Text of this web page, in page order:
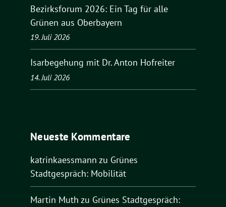
Bezirksforum 2026: Ein Tag für alle
Grünen aus Oberbayern
19. Juli 2026
Isarbegehung mit Dr. Anton Hofreiter
14. Juli 2026
Neueste Kommentare
katrinkaessmann zu Grünes
Stadtgespräch: Mobilität
Martin Muth zu Grünes Stadtgespräch: